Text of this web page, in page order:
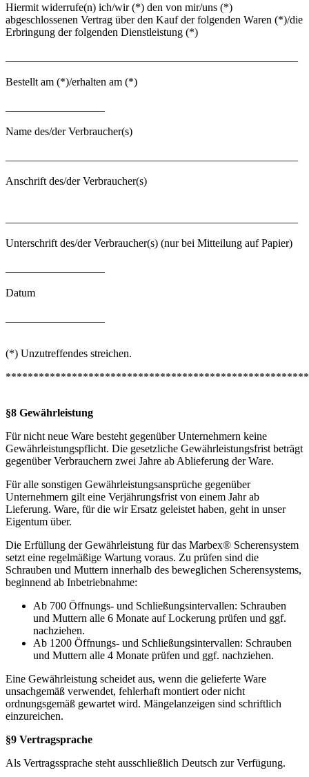
Hiermit widerrufe(n) ich/wir (*) den von mir/uns (*)
abgeschlossenen Vertrag über den Kauf der folgenden Waren (*)/die
Erbringung der folgenden Dienstleistung (*)
Bestellt am (*)/erhalten am (*)
Name des/der Verbraucher(s)
Anschrift des/der Verbraucher(s)
Unterschrift des/der Verbraucher(s) (nur bei Mitteilung auf Papier)
Datum
(*) Unzutreffendes streichen.
§8 Gewährleistung
Für nicht neue Ware besteht gegenüber Unternehmern keine
Gewährleistungspflicht. Die gesetzliche Gewährleistungsfrist beträgt
gegenüber Verbrauchern zwei Jahre ab Ablieferung der Ware.
Für alle sonstigen Gewährleistungsansprüche gegenüber
Unternehmern gilt eine Verjährungsfrist von einem Jahr ab
Lieferung. Ware, für die wir Ersatz geleistet haben, geht in unser
Eigentum über.
Die Erfüllung der Gewährleistung für das Marbex® Scherensystem
setzt eine regelmäßige Wartung voraus. Zu prüfen sind die
Schrauben und Muttern innerhalb des beweglichen Scherensystems,
beginnend ab Inbetriebnahme:
Ab 700 Öffnungs- und Schließungsintervallen: Schrauben
und Muttern alle 6 Monate auf Lockerung prüfen und ggf.
nachziehen.
Ab 1200 Öffnungs- und Schließungsintervallen: Schrauben
und Muttern alle 4 Monate prüfen und ggf. nachziehen.
Eine Gewährleistung scheidet aus, wenn die gelieferte Ware
unsachgemäß verwendet, fehlerhaft montiert oder nicht
ordnungsgemäß gewartet wird. Mängelanzeigen sind schriftlich
einzureichen.
§9 Vertragsprache
Als Vertragssprache steht ausschließlich Deutsch zur Verfügung.